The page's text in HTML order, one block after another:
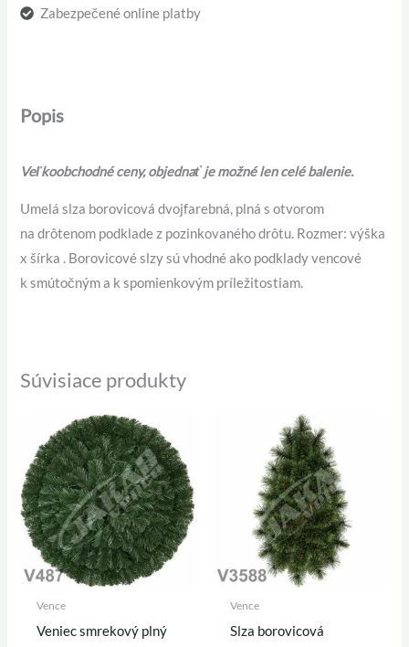
Zabezpečené online platby
Popis
Veľkoobchodné ceny, objednať je možné len celé balenie.
Umelá slza borovicová dvojfarebná, plná s otvorom
na drôtenom podklade z pozinkovaného drôtu. Rozmer: výška
x šírka . Borovicové slzy sú vhodné ako podklady vencové
k smútočným a k spomienkovým príležitostiam.
Súvisiace produkty
Vence
Veniec smrekový plný
Vence
Slza borovicová